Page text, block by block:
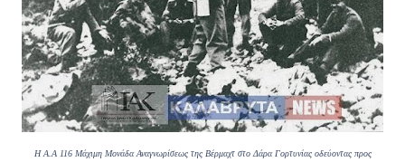
Η Α.Α 116 Μάχιμη Μονάδα Αναγνωρίσεως της Βέρμαχτ στο Δάρα Γορτυνίας οδεύοντας προς